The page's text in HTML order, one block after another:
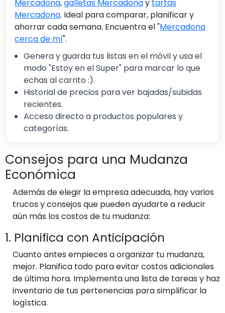
Mercadona,galletas Mercadonay tartas
Mercadona. Ideal para comparar, planificar y
ahorrar cada semana. Encuentra el "Mercadona
cerca de mí".
Genera y guarda tus listas en el móvil y usa el
modo "Estoy en el Super" para marcar lo que
echas al carrito :).
Historial de precios para ver bajadas/subidas
recientes.
Acceso directo a productos populares y
categorías.
Consejos para una Mudanza
Económica
Además de elegir la empresa adecuada, hay varios
trucos y consejos que pueden ayudarte a reducir
aún más los costos de tu mudanza:
1. Planifica con Anticipación
Cuanto antes empieces a organizar tu mudanza,
mejor. Planifica todo para evitar costos adicionales
de última hora. Implementa una lista de tareas y haz
inventario de tus pertenencias para simplificar la
logística.